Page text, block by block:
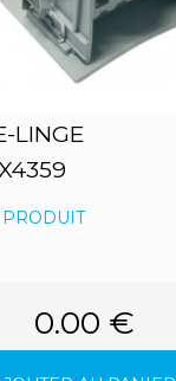
LINGE
0.00 €